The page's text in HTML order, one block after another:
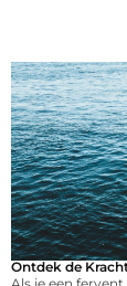
Ontdek de